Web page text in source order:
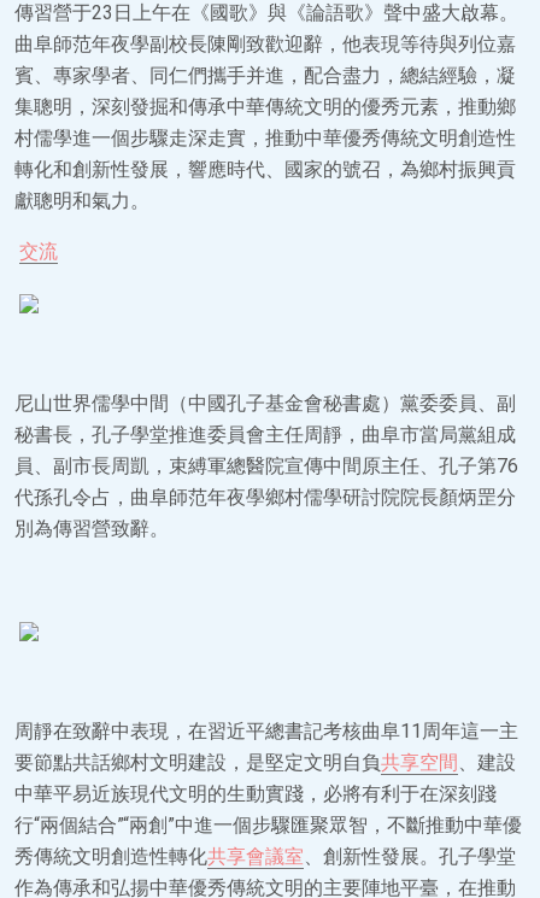
傳習營于23日上午在《國歌》與《論語歌》聲中盛大啟幕。
曲阜師范年夜學副校長陳剛致歡迎辭，他表現等待與列位嘉
賓、專家學者、同仁們攜手并進，配合盡力，總結經驗，凝
集聰明，深刻發掘和傳承中華傳統文明的優秀元素，推動鄉
村儒學進一個步驟走深走實，推動中華優秀傳統文明創造性
轉化和創新性發展，響應時代、國家的號召，為鄉村振興貢
獻聰明和氣力。
交流
尼山世界儒學中間（中國孔子基金會秘書處）黨委委員、副
秘書長，孔子學堂推進委員會主任周靜，曲阜市當局黨組成
員、副市長周凱，束縛軍總醫院宣傳中間原主任、孔子第76
代孫孔令占，曲阜師范年夜學鄉村儒學研討院院長顏炳罡分
別為傳習營致辭。
周靜在致辭中表現，在習近平總書記考核曲阜11周年這一主
要節點共話鄉村文明建設，是堅定文明自負共享空間、建設
中華平易近族現代文明的生動實踐，必將有利于在深刻踐
行“兩個結合”“兩創”中進一個步驟匯聚眾智，不斷推動中華優
秀傳統文明創造性轉化共享會議室、創新性發展。孔子學堂
作為傳承和弘揚中華優秀傳統文明的主要陣地平臺，在推動